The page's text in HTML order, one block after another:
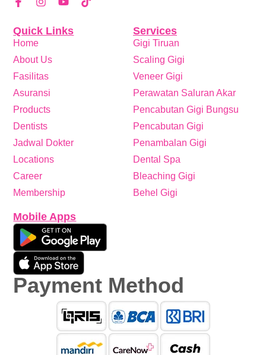
Services
Gigi Tiruan
Scaling Gigi
Veneer Gigi
Perawatan Saluran Akar
Pencabutan Gigi Bungsu
Pencabutan Gigi
Penambalan Gigi
Dental Spa
Bleaching Gigi
Behel Gigi
Quick Links
Home
About Us
Fasilitas
Asuransi
Products
Dentists
Jadwal Dokter
Locations
Career
Membership
Mobile Apps
Payment Method